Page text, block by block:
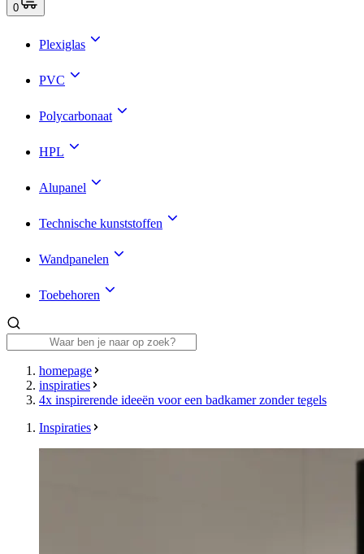
0
Plexiglas
PVC
Polycarbonaat
HPL
Alupanel
Technische kunststoffen
Wandpanelen
Toebehoren
homepage
inspiraties
4x inspirerende ideeën voor een badkamer zonder tegels
Inspiraties